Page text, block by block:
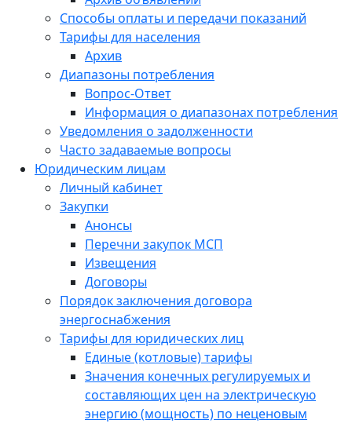
Способы оплаты и передачи показаний
Тарифы для населения
Архив
Диапазоны потребления
Вопрос-Ответ
Информация о диапазонах потребления
Уведомления о задолженности
Часто задаваемые вопросы
Юридическим лицам
Личный кабинет
Закупки
Анонсы
Перечни закупок МСП
Извещения
Договоры
Порядок заключения договора
энергоснабжения
Тарифы для юридических лиц
Единые (котловые) тарифы
Значения конечных регулируемых и
составляющих цен на электрическую
энергию (мощность) по неценовым